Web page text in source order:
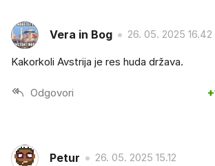
Vera in Bog 26. 05. 2025 16.42
Kakorkoli Avstrija je res huda država.
Odgovori
Petur 26. 05. 2025 15.12